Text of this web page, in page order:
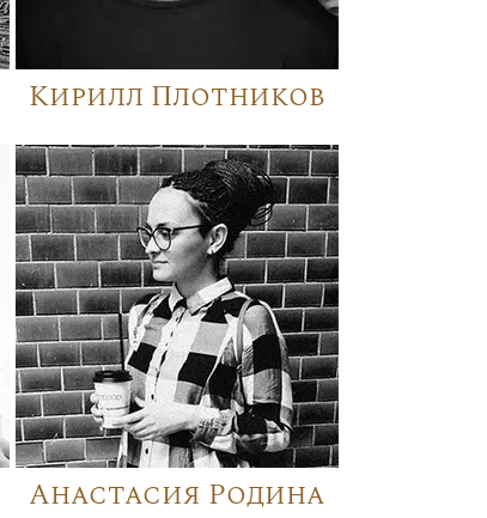
Кирилл Плотников
Анастасия Родина